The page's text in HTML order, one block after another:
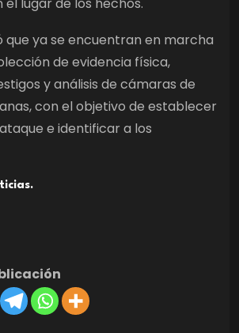
que ya se encuentran en marcha
de evidencia física,
y análisis de cámaras de
con el objetivo de establecer
e identificar a los